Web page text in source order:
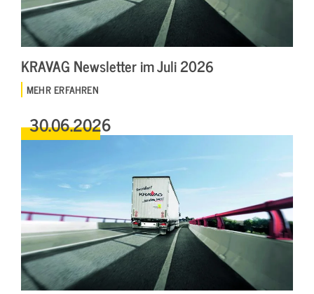
KRAVAG Newsletter im Juli 2026
MEHR ERFAHREN
30.06.2026